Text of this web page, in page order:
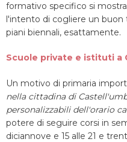
formativo specifico si
l'intento di cogliere un buon
piani biennali, esattamente.
Scuole private e istituti a
Un motivo di primaria
nella cittadina di
personalizzabili dell'orario
potere di seguire corsi in
diciannove e 15 alle 21 e